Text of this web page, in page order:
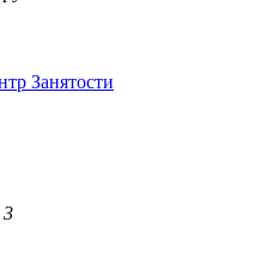
Занятости
3